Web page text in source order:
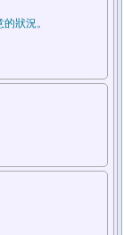
狀況。